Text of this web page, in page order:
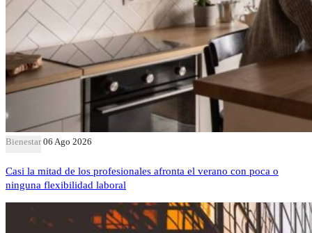
Bienestar 06 Ago 2026
Casi la mitad de los profesionales afronta el verano con poca o
ninguna flexibilidad laboral